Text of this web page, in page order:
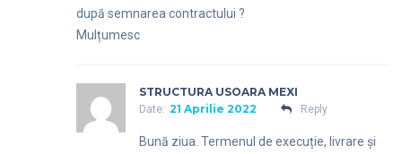
după semnarea contractului ?
Mulțumesc
STRUCTURA USOARA MEXI
Date: 21 Aprilie 2022 Reply
Bună ziua. Termenul de execuție, livrare și